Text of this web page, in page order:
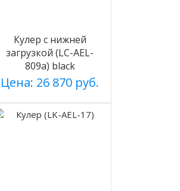
Кулер с нижней
загрузкой (LC-AEL-
809a) black
Цена: 26 870 руб.